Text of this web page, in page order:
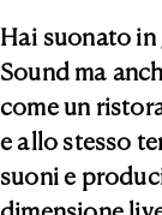
Hai suonato
Sound ma
come un
e allo stesso
suoni e